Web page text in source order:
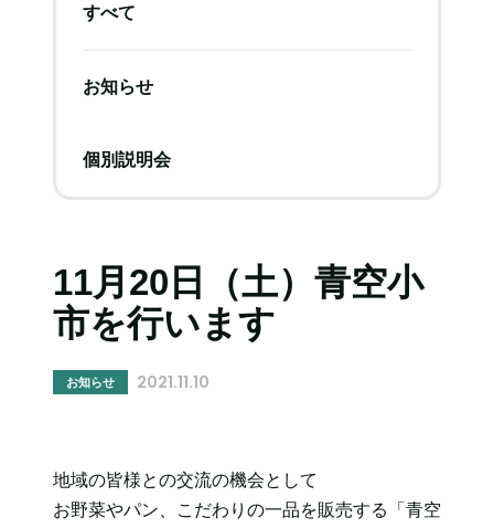
すべて
お知らせ
個別説明会
11月20日（土）青空小
市を行います
お知らせ 2021.11.10
地域の皆様との交流の機会として
お野菜やパン、こだわりの一品を販売する「青空